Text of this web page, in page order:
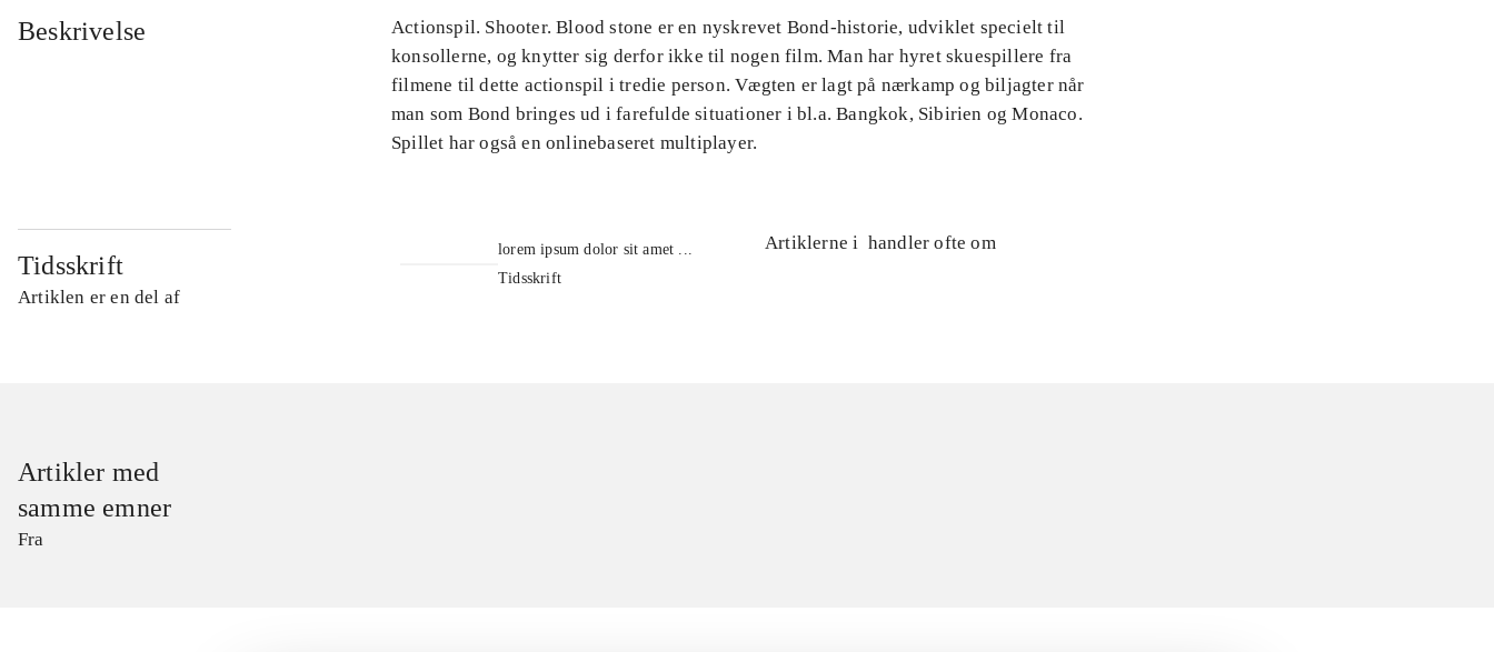
Beskrivelse
Actionspil. Shooter. Blood stone er en nyskrevet Bond-historie, udviklet specielt til
konsollerne, og knytter sig derfor ikke til nogen film. Man har hyret skuespillere fra
filmene til dette actionspil i tredie person. Vægten er lagt på nærkamp og biljagter når
man som Bond bringes ud i farefulde situationer i bl.a. Bangkok, Sibirien og Monaco.
Spillet har også en onlinebaseret multiplayer.
Tidsskrift
Artiklen er en del af
lorem ipsum dolor sit amet ...
Tidsskrift
Artiklerne i handler ofte om
Artikler med
samme emner
Fra